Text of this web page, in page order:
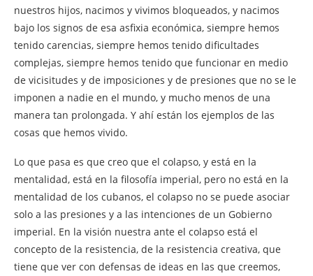
nuestros hijos, nacimos y vivimos bloqueados, y nacimos
bajo los signos de esa asfixia económica, siempre hemos
tenido carencias, siempre hemos tenido dificultades
complejas, siempre hemos tenido que funcionar en medio
de vicisitudes y de imposiciones y de presiones que no se le
imponen a nadie en el mundo, y mucho menos de una
manera tan prolongada. Y ahí están los ejemplos de las
cosas que hemos vivido.
Lo que pasa es que creo que el colapso, y está en la
mentalidad, está en la filosofía imperial, pero no está en la
mentalidad de los cubanos, el colapso no se puede asociar
solo a las presiones y a las intenciones de un Gobierno
imperial. En la visión nuestra ante el colapso está el
concepto de la resistencia, de la resistencia creativa, que
tiene que ver con defensas de ideas en las que creemos,